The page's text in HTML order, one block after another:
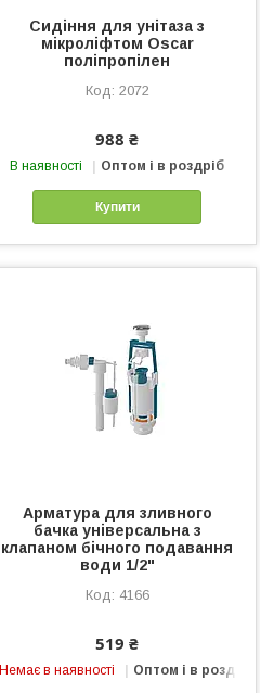
Сидіння для унітаза з
мікроліфтом Oscar
поліпропілен
2072
988 ₴
В наявності Оптом і в роздріб
Купити
Арматура для зливного
бачка універсальна з
клапаном бічного подавання
води 1/2"
4166
519 ₴
Немає в наявності Оптом і в роздріб